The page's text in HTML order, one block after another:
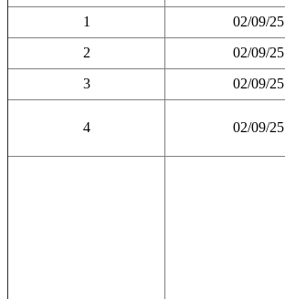
1
02/09/25
2
02/09/25
3
02/09/25
4 02/09/25